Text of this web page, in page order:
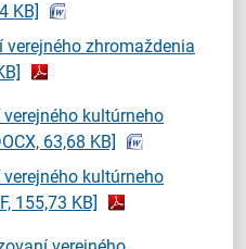
KB]
verejného zhromaždenia
kultúrneho
63,68 KB]
kultúrneho
155,73 KB]